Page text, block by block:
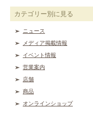
カテゴリー別に見る
ニュース
メディア掲載情報
イベント情報
営業案内
店舗
商品
オンラインショップ